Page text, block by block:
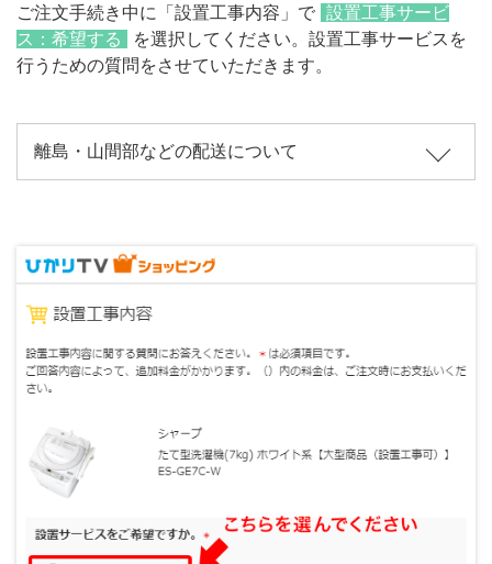
ご注文手続き中に「設置工事内容」で 設置工事サービ
ス：希望する
を選択してください。設置工事サービスを
行うための質問をさせていただきます。
離島・山間部などの配送について